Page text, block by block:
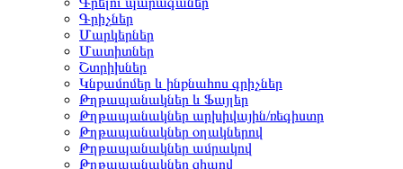
Գրիչներ
Մարկերներ
Մատիտներ
Շտրիխներ
Կնքամոմեր և ինքնահոս գրիչներ
Թղթապանակներ և Ֆայլեր
Թղթապանակներ արխիվային/ռեգիստր
Թղթապանակներ օղակներով
Թղթապանակներ ամրակով
Թղթապանակներ զիպով